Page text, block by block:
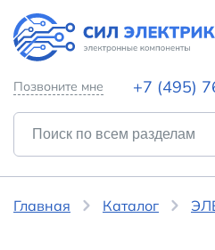
Позвоните мне +7 (495)
Главная Каталог